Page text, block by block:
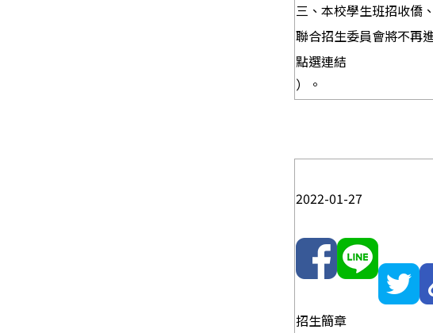
三、本校學生班招收僑
聯合招生委員會將不再
點選連結
）。
2022-01-27
招生簡章